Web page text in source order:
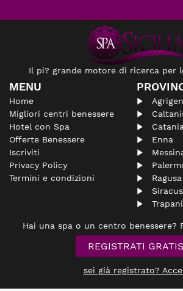
Il pi? grande motore di ricerca per
MENU
Home
Migliori centri benessere
Hotel con Spa
Offerte Benessere
Iscriviti
Privacy Policy
Termini e condizioni
Enna
Ragusa
Trapani
Hai una spa o un centro benessere?
REGISTRATI
sei già registrato?